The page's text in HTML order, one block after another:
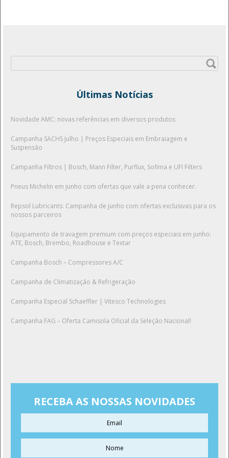
por:
Últimas Notícias
Novidade AMC: novas referências em diversos produtos
Campanha SACHS Julho | Preços Especiais em Embraiagem e
Suspensão
Campanha Filtros | Bosch, Mann Filter, Purflux, Sofima e UFI Filters
Pneus Michelin em junho com ofertas que vale a pena conhecer.
Repsol Lubricants: Campanha de junho com ofertas exclusivas para os
nossos parceiros
Equipamento de travagem premium com preços especiais em junho:
ATE, Bosch, Brembo, Roadhouse e Textar
Campanha Bosch – Compressores A/C
Campanha de Climatização & Refrigeração
Campanha Especial Schaeffler | Vitesco Technologies
Campanha FAG – Oferta Camisola Oficial da Seleção Nacional!
RECEBA AS NOSSAS NOVIDADES